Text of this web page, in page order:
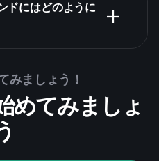
にはどのように
みましょう！
てみましょ